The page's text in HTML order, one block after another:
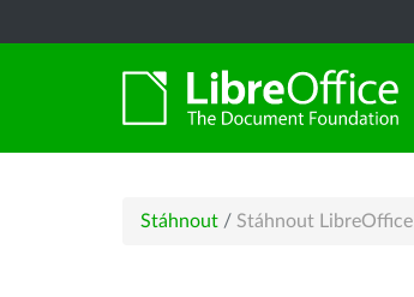
Stáhnout / Stáhnout LibreOffice